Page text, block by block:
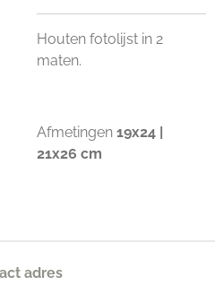
Houten fotolijst in 2
maten.
Afmetingen 19x24 |
21x26 cm
adres